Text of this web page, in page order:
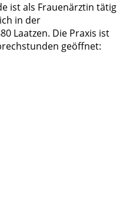
ist als Frauenärztin tätig
in der
Laatzen. Die Praxis ist
geöffnet: